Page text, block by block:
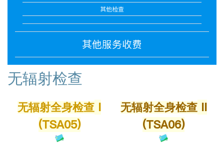
其他检查
其他服务收费
无辐射检查
无辐射全身检查 I
(TSA05)
无辐射全身检查II
(TSA06)